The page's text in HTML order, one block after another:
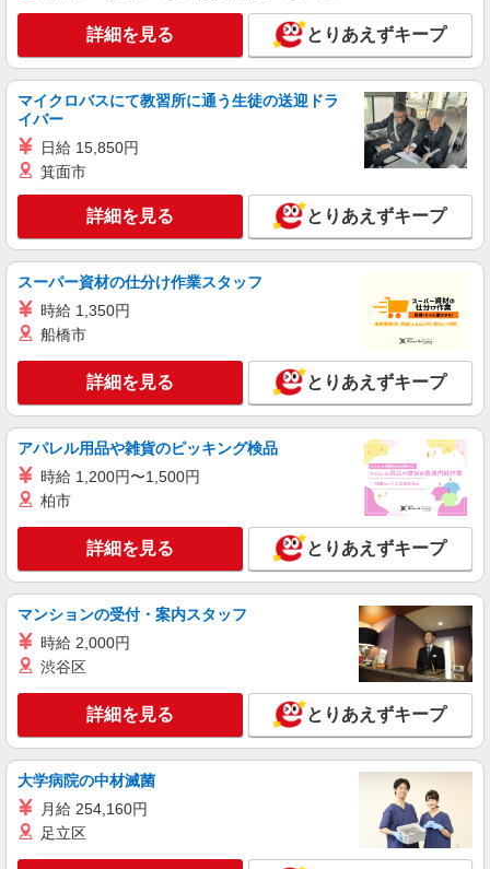
株式会社シエロ
スマホ携帯販売【ソフトバンク】
時給1400円〜1450円（経験・能力による） ※
残業代支給 ★交通費別途支給（規定あり） ゜
+゜・。○。・゜+゜・。○。・゜+゜ 入社祝い金10
紹介予定派遣
株式会社シエロ
スマホ携帯販売【ドコモ】
時給1400円〜1500円（経験・能力による） ※
残業代支給 ★交通費別途支給（規定あり） ゜
+゜・。○。・゜+゜・。○。・゜+゜ 入社祝い金10
万円支給(規定有) お友達を紹介頂くと, インセンテ
ィブ支給(規定有) ★月2回払い・週払い可能（規程
有）★ ゜・。○。・゜+゜・。○。・゜+゜
キープ 詳細を見る
紹介予定派遣
株式会社シエロ
【ソフトバンク】の店舗スタッフ
未経験：時給1250円〜 経験者：時給1300円〜
※残業代支給 ★交通費別途支給（規定あり） ゜
+゜・。○。・゜+゜・。○。・゜+゜ 入社祝い金10
万円支給(規定有) お友達を紹介頂くと, インセンテ
ィブ支給(規定有) ★月2回払い・週払い可能（規程
有）★ ゜・。○。・゜+゜・。○。・゜+゜
鹿児島県鹿児島市のsoftbankショップ
キープ 詳細を見る
紹介予定派遣
【softbank】人気機種に詳しくなれる携帯販
売
月給209721円〜256438円 固定残業代:26331
円〜33098円（20時間相当） ※時間外手当は時間
外労働の有無にかかわらず、固定残業代として支
給し、相当時間を超える時間外労働分は法定どお
り追加で支給します。 ※試用期間あり3ヶ月円〜
※残業代支給 ★交通費別途支給（規定あり） ゜
鹿児島県鹿児島市のsoftbankショップ
キープ 詳細を見る
詳細を見る とりあえずキープ
マイクロバスにて教習所に通う生徒の送迎ドラ
イバー
日給 15,850円
箕面市
詳細を見る とりあえずキープ
スーパー資材の仕分け作業スタッフ
時給 1,350円
船橋市
詳細を見る とりあえずキープ
アパレル用品や雑貨のピッキング検品
時給 1,200円〜1,500円
柏市
詳細を見る とりあえずキープ
マンションの受付・案内スタッフ
時給 2,000円
渋谷区
詳細を見る とりあえずキープ
大学病院の中材滅菌
月給 254,160円
足立区